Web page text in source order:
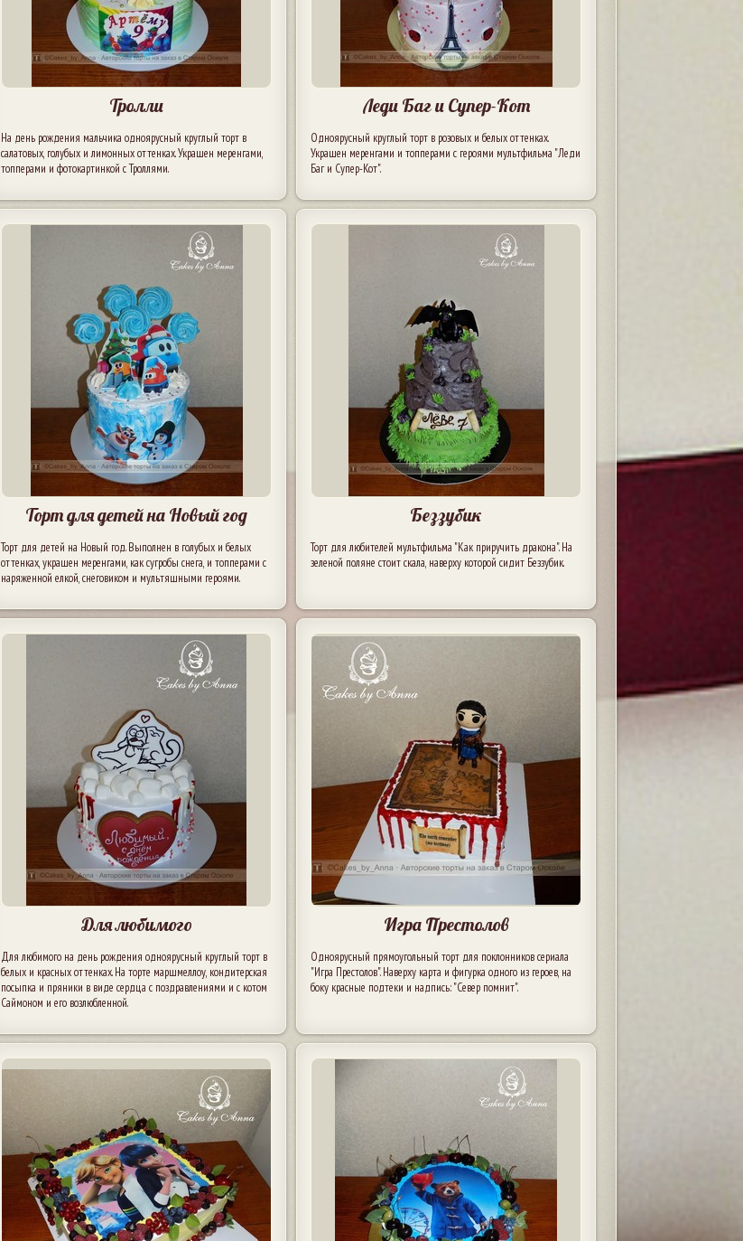
Тролли
На день рождения мальчика одноярусный круглый торт в
салатовых, голубых и лимонных оттенках. Украшен меренгами,
топперами и фотокартинкой с Троллями.
Леди Баг и Супер-Кот
Одноярусный круглый торт в розовых и белых оттенках.
Украшен меренгами и топперами с героями мультфильма "Леди
Баг и Супер-Кот".
Торт для детей на Новый год
Торт для детей на Новый год. Выполнен в голубых и белых
оттенках, украшен меренгами, как сугробы снега, и топперами с
наряженной елкой, снеговиком и мультяшными героями.
Беззубик
Торт для любителей мультфильма "Как приручить дракона". На
зеленой поляне стоит скала, наверху которой сидит Беззубик.
Для любимого
Для любимого на день рождения одноярусный круглый торт в
белых и красных оттенках. На торте маршмеллоу, кондитерская
посыпка и пряники в виде сердца с поздравлениями и с котом
Саймоном и его возлюбленной.
Игра Престолов
Одноярусный прямоугольный торт для поклонников сериала
"Игра Престолов". Наверху карта и фигурка одного из героев, на
боку красные подтеки и надпись: "Север помнит".